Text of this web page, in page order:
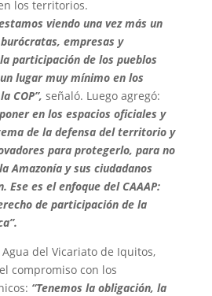
los territorios.
viendo una vez más un
empresas y
participación de los pueblos
lugar muy mínimo en los
COP”, señaló. Luego agregó:
en los espacios oficiales y
de la defensa del territorio y
para protegerlo, para no
Amazonía y sus ciudadanos
Ese es el enfoque del CAAAP:
de participación de la
del Vicariato de Iquitos,
compromiso con los
“Tenemos la obligación, la